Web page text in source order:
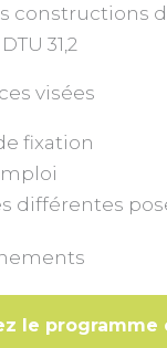
constructions
31,2
visées
fixation
différentes
le programme